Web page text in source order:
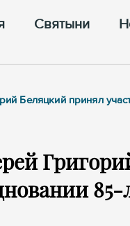
Cвятыни
Беляцкий принял
85-